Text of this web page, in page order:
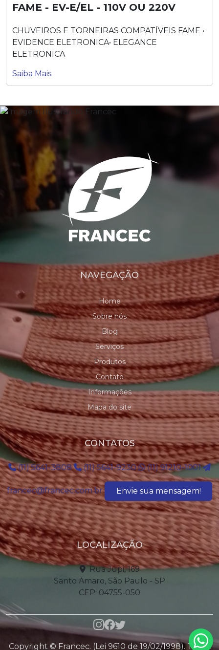
FAME - EV-E/EL - 110V OU 220V
CHUVEIROS E TORNEIRAS COMPATÍVEIS FAME •
EVIDENCE ELETRONICA• ELEGANCE
ELETRONICA
Saiba Mais
NAVEGAÇÃO
Home
Sobre nós
Blog
Serviços
Produtos
Contato
Informações
Mapa do site
CONTATOS
(11) 5641-3808 (11) 5641-9230 (11) 91210-1001
francec@francec.com.br Envie sua mensagem!
LOCALIZAÇÃO
Rua Jupi, 169
Santo Amaro, São Paulo - SP
CEP: 04755-050
Copyright © Francec. (Lei 9610 de 19/02/1998). Todos